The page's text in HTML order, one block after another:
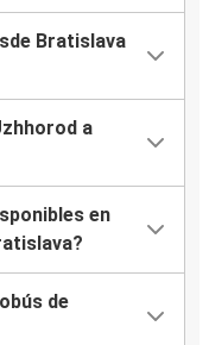
Bratislava
a
en
de